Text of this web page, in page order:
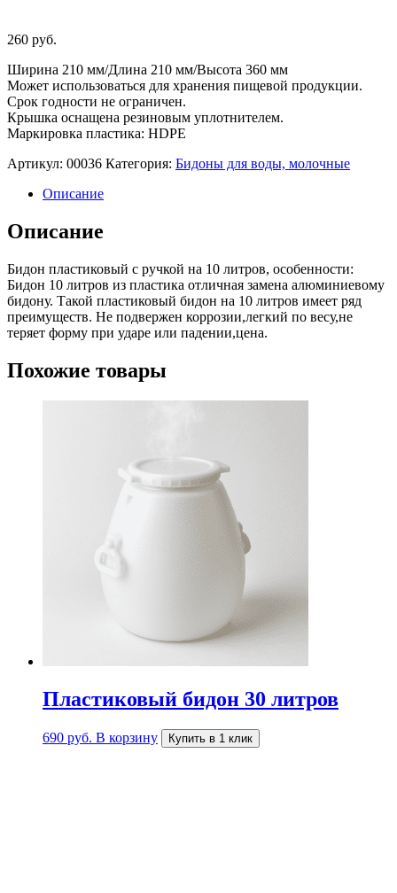
260 руб.
Ширина 210 мм/Длина 210 мм/Высота 360 мм
Может использоваться для хранения пищевой продукции.
Срок годности не ограничен.
Крышка оснащена резиновым уплотнителем.
Маркировка пластика: HDPE
Артикул: 00036 Категория: Бидоны для воды, молочные
Описание
Описание
Бидон пластиковый с ручкой на 10 литров, особенности:
Бидон 10 литров из пластика отличная замена алюминиевому
бидону. Такой пластиковый бидон на 10 литров имеет ряд
преимуществ. Не подвержен коррозии,легкий по весу,не
теряет форму при ударе или падении,цена.
Похожие товары
Пластиковый бидон 30 литров
690 руб. В корзину Купить в 1 клик